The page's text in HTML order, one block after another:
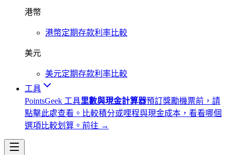
港幣
港幣定期存款利率比較
美元
美元定期存款利率比較
工具
PointsGeek 工具里數與現金計算器預訂獎勵機票前，請
點擊此處查看。比較積分或哩程與現金成本，看看哪個
選項比較划算。 前往 →